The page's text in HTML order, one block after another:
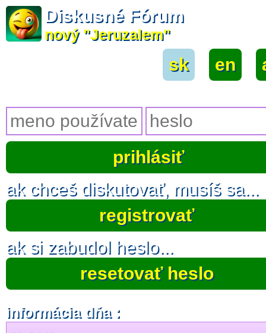
Diskusné Fórum
nový "Jeruzalem"
sk en
ak chceš diskutovať, musíš sa...
registrovať
ak si zabudol heslo...
resetovať heslo
informácia dňa :